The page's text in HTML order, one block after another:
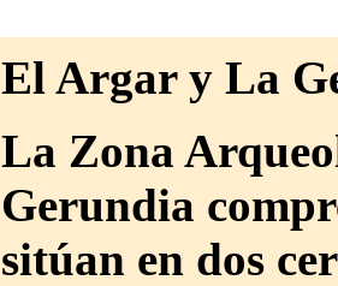
El Argar y La
La Zona
Gerundia
sitúan en dos